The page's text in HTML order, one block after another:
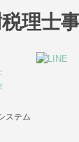
ステム